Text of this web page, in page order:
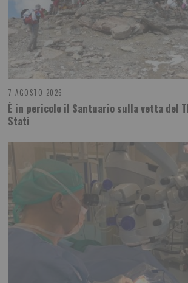
7 AGOSTO 2026
È in pericolo il Santuario sulla vetta del
Stati